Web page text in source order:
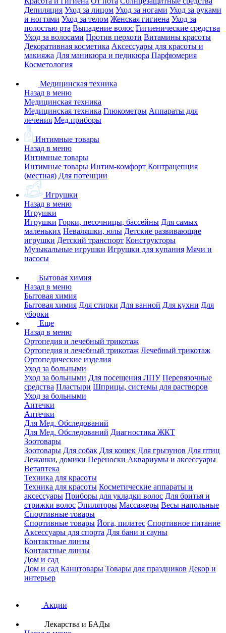
Депиляция Уход за лицом Уход за ногами Уход за руками
и ногтями Уход за телом Женская гигиена Уход за
полостью рта Выпадение волос Гигиенические средства
Уход за волосами Против перхоти Витамины красоты
Декоративная косметика Аксессуары для красоты и
макияжа Для маникюра и педикюра Парфюмерия
Косметология
Медицинская техника
Назад в меню
Медицинская техника
Медицинская техника Глюкометры Аппараты для
лечения Мед.приборы
Интимные товары
Назад в меню
Интимные товары
Интимные товары Интим-комфорт Контрацепция
(местная) Для потенции
Игрушки
Назад в меню
Игрушки
Игрушки Горки, песочницы, бассейны Для самых
маленьких Неваляшки, юлы Детские развивающие
игрушки Детский транспорт Конструкторы
Музыкальные игрушки Игрушки для купания Мячи и
насосы
Бытовая химия
Назад в меню
Бытовая химия
Бытовая химия Для стирки Для ванной Для кухни Для
уборки
Еще
Назад в меню
Ортопедия и лечебный трикотаж
Ортопедия и лечебный трикотаж Лечебный трикотаж
Ортопедические изделия
Уход за больными
Уход за больными Для посещения ЛПУ Перевязочные
средства Пластыри Шприцы, системы для растворов
Уход за больными
Аптечки
Аптечки
Для Мед. Обследований
Для Мед. Обследований Диагностика ЖКТ
Зоотовары
Зоотовары Для собак Для кошек Для грызунов Для птиц
Лежанки, домики Переноски Аквариумы и аксессуары
Ветаптека
Техника для красоты
Техника для красоты Косметические аппараты и
аксессуары Приборы для укладки волос Для бритья и
стрижки волос Эпиляторы Массажеры Весы напольные
Спортивные товары
Спортивные товары Йога, пилатес Спортивное питание
Аксессуары для спорта Для бани и сауны
Контактные линзы
Контактные линзы
Дом и сад
Дом и сад Канцтовары Товары для праздников Декор и
интерьер
Акции
Лекарства и БАДы